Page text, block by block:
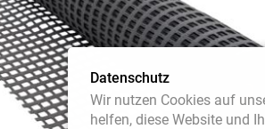
Datenschutz
Wir nutzen Cookies auf
helfen, diese Website und